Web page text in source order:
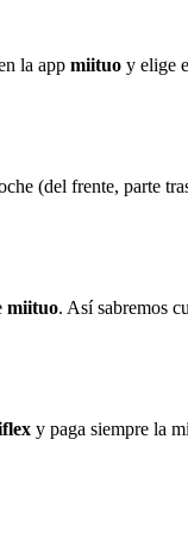
la app miituo y elige
(del frente, parte
miituo. Así sabremos
y paga siempre la